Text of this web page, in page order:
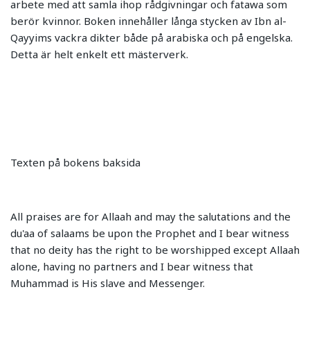
arbete med att samla ihop rådgivningar och fatawa som
berör kvinnor. Boken innehåller långa stycken av Ibn al-
Qayyims vackra dikter både på arabiska och på engelska.
Detta är helt enkelt ett mästerverk.
Texten på bokens baksida
All praises are for Allaah and may the salutations and the
du'aa of salaams be upon the Prophet and I bear witness
that no deity has the right to be worshipped except Allaah
alone, having no partners and I bear witness that
Muhammad is His slave and Messenger.